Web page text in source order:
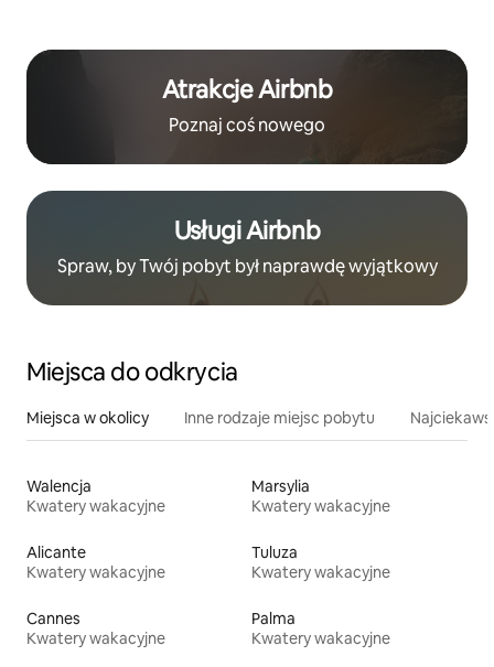
Atrakcje Airbnb
Poznaj coś nowego
Usługi Airbnb
Spraw, by Twój pobyt był naprawdę wyjątkowy
Miejsca do odkrycia
Miejsca w okolicy Inne rodzaje miejsc pobytu
Walencja
Kwatery wakacyjne
Marsylia
Kwatery wakacyjne
Alicante
Kwatery wakacyjne
Tuluza
Kwatery wakacyjne
Cannes
Kwatery wakacyjne
Palma
Kwatery wakacyjne